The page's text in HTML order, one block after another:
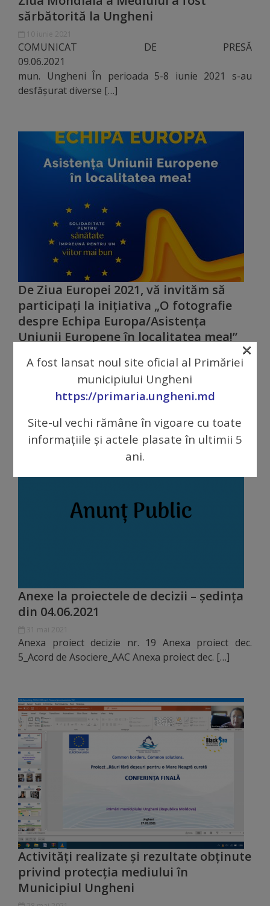
Comisii
specialitate
Regulamentul
Calitate
integritate
Servicii
Plăți
tarife
Înscrierea
copiilor
în
grădiniță/Plăți
Înterprinderi
municipale
Modele
Arhitectură
și
urbanism
decizională
Proiecte
de
decizii
Decizii
Dispoziții
Regulamente
Rapoarte
sărbătorită la Ungheni
COMUNICAT DE PRESĂ
mun. Ungheni În perioada 5-8 iunie 2021 s-au
desfășurat diverse […]
De Ziua Europei 2021, vă invităm să
participați la inițiativa „O fotografie
despre Echipa Europa/Asistența
Uniunii Europene în localitatea mea!”
Dragi prieteni, Asistența Uniunii Europene și a
Statelor Membre ale UE, în calitate de
#EchipaEuropa, […]
Anexe la proiectele de decizii – ședința
din 04.06.2021
31 mai 2021
Anexa proiect decizie nr. 19 Anexa proiect dec.
5_Acord de Asociere_AAC Anexa proiect dec. […]
Activități realizate și rezultate obținute
privind protecția mediului în
Municipiul Ungheni
A fost lansat noul site oficial al Primăriei
municipiului Ungheni
https://primaria.ungheni.md
Site-ul vechi rămâne în vigoare cu toate
informațiile și actele plasate în ultimii 5
ani.
×